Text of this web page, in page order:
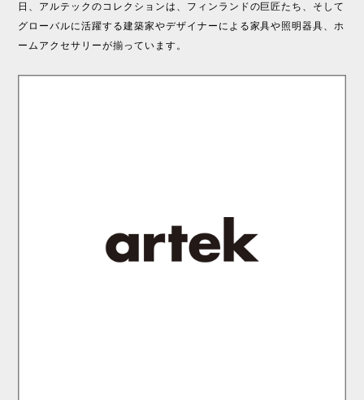
日、アルテックのコレクションは、フィンランドの巨匠たち、そして
グローバルに活躍する建築家やデザイナーによる家具や照明器具、ホ
ームアクセサリーが揃っています。